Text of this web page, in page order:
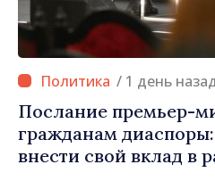
/ 1 день
Послание премьер-
гражданам
внести свой вклад в